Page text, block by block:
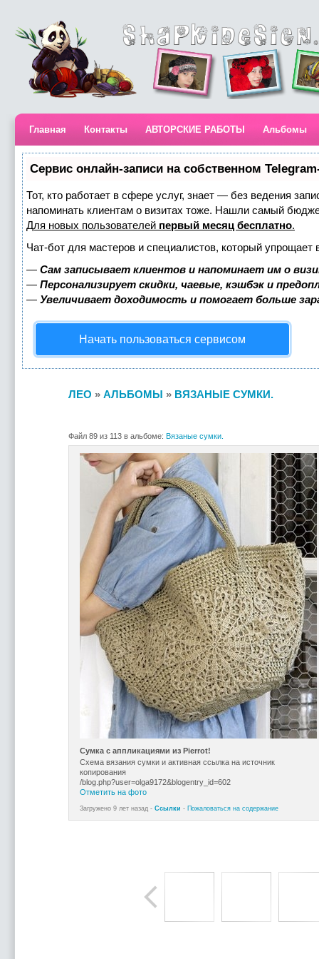
Главная Контакты АВТОРСКИЕ РАБОТЫ Альбомы
Сервис онлайн-записи на собственном
Тот, кто работает в сфере услуг, знает — без ведения
напоминать клиентам о визитах тоже. Нашли самый
Для новых пользователей первый месяц бесплатно.
Чат-бот для мастеров и специалистов, который упрощает
— Сам записывает клиентов и напоминает им о
— Персонализирует скидки, чаевые, кэшбэк и
— Увеличивает доходимость и помогает больше
Начать пользоваться сервисом
ЛЕО » АЛЬБОМЫ » ВЯЗАНЫЕ СУМКИ.
Файл 89 из 113 в альбоме: Вязаные сумки.
Сумка с аппликациями из Pierrot!
Схема вязания сумки и активная ссылка на источник
копирования
/blog.php?user=olga9172&blogentry_id=602
Отметить на фото
Загружено 9 лет назад - Ссылки - Пожаловаться на содержание